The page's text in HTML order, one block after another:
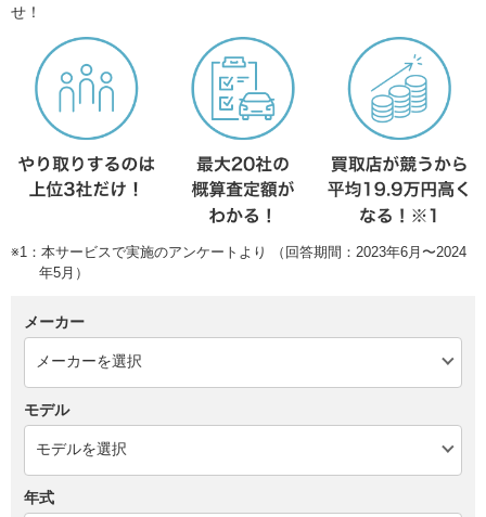
せ！
※1：本サービスで実施のアンケートより （回答期間：2023年6月〜2024
年5月）
メーカー
モデル
年式